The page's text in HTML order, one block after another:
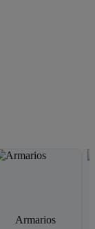
Armarios